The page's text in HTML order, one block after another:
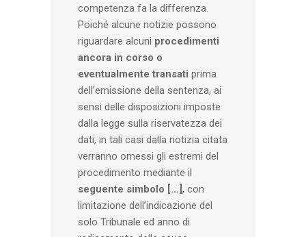
competenza fa la differenza.
Poiché alcune notizie possono
riguardare alcuni procedimenti
ancora in corso o
eventualmente transati prima
dell’emissione della sentenza, ai
sensi delle disposizioni imposte
dalla legge sulla riservatezza dei
dati, in tali casi dalla notizia citata
verranno omessi gli estremi del
procedimento mediante il
seguente simbolo […], con
limitazione dell’indicazione del
solo Tribunale ed anno di